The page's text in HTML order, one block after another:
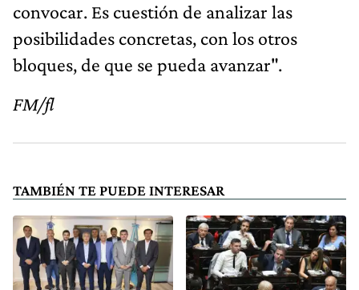
convocar. Es cuestión de analizar las
posibilidades concretas, con los otros
bloques, de que se pueda avanzar".
FM/fl
TAMBIÉN TE PUEDE INTERESAR